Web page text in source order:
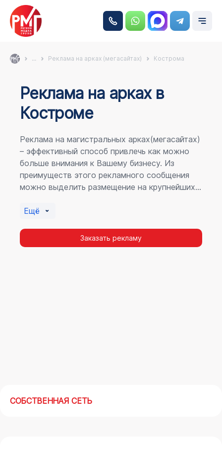
... Реклама на арках (мегасайтах) Кострома
Реклама на аркаx в
Костроме
Реклама на магистральных арках(мегасайтах)
– эффективный способ привлечь как можно
больше внимания к Вашему бизнесу. Из
преимуществ этого рекламного сообщения
можно выделить размещение на крупнейших
пешеходному потоку расположение в прямой
повторных контактов.
Ещё
Заказать рекламу
СОБСТВЕННАЯ СЕТЬ